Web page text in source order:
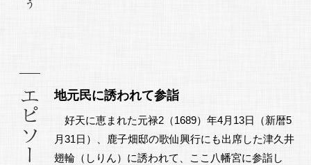
地元民に誘われて参詣
好天に恵まれた元禄2（1689）年4月13日（新暦5
月31日）、鹿子畑邸の歌仙興行にも出席した津久井
翅輪（しりん）に誘われて、ここ八幡宮に参詣し